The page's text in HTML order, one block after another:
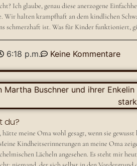
Ich glaube, genau diese anerzogene
Wir halten krampfhaft an dem kindlichen
schmerzhaft ist. Was für Kinder funktioniert,
6:18 p.m. Keine Kommentare
du?
hätte meine Oma wohl gesagt, wenn sie
Kindheitserinnerungen an meine Oma
Lächeln angesehen. Es steht mir